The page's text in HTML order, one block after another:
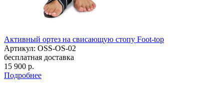
Активный ортез на свисающую стопу Foot-top
Артикул: OSS-OS-02
бесплатная доставка
15 900 р.
Подробнее